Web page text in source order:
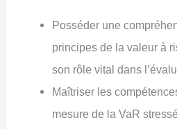
Posséder une
principes de la valeur à
son rôle vital dans
Maîtriser les
mesure de la VaR